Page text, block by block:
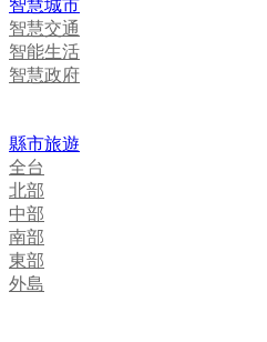
智慧城市
智慧交通
智能生活
智慧政府
縣市旅遊
全台
北部
中部
南部
東部
外島